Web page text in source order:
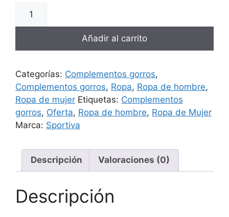
Añadir al carrito
Categorías: Complementos gorros,
Complementos gorros, Ropa, Ropa de hombre,
Ropa de mujer Etiquetas: Complementos
gorros, Oferta, Ropa de hombre, Ropa de Mujer
Marca: Sportiva
Descripción Valoraciones (0)
Descripción